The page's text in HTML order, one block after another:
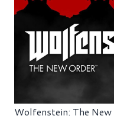
Wolfenstein: The